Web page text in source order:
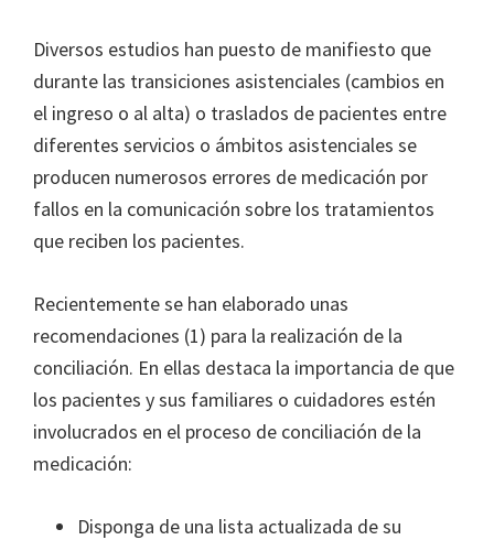
Diversos estudios han puesto de manifiesto que
durante las transiciones asistenciales (cambios en
el ingreso o al alta) o traslados de pacientes entre
diferentes servicios o ámbitos asistenciales se
producen numerosos errores de medicación por
fallos en la comunicación sobre los tratamientos
que reciben los pacientes.
Recientemente se han elaborado unas
recomendaciones (1) para la realización de la
conciliación. En ellas destaca la importancia de que
los pacientes y sus familiares o cuidadores estén
involucrados en el proceso de conciliación de la
medicación:
Disponga de una lista actualizada de su